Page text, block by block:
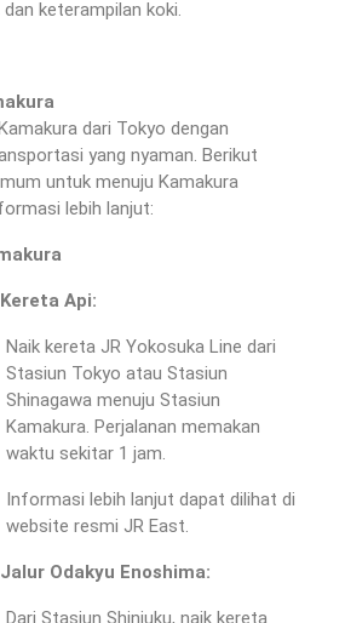
keterampilan koki.
dari Tokyo dengan
yang nyaman. Berikut
untuk menuju Kamakura
lebih lanjut:
Api:
Naik kereta JR Yokosuka Line dari
Stasiun Tokyo atau Stasiun
Shinagawa menuju Stasiun
Kamakura. Perjalanan memakan
waktu sekitar 1 jam.
Informasi lebih lanjut dapat dilihat di
website resmi JR East.
Odakyu Enoshima:
Dari Stasiun Shinjuku, naik kereta